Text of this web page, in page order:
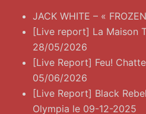
JACK WHITE – «
[Live report] La Maison
28/05/2026
[Live Report] Feu!
05/06/2026
[Live Report] Black
Olympia le 09-12-2025